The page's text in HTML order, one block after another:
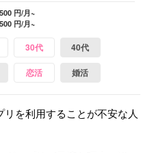
円/月~
円/月~
30代 40代
恋活 婚活
を利用することが不安な人